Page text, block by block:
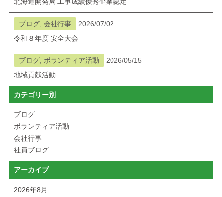
北海道開発局 工事成績優秀企業認定
ブログ, 会社行事
2026/07/02
令和８年度 安全大会
ブログ, ボランティア活動
2026/05/15
地域貢献活動
カテゴリー別
ブログ
ボランティア活動
会社行事
社員ブログ
アーカイブ
2026年8月